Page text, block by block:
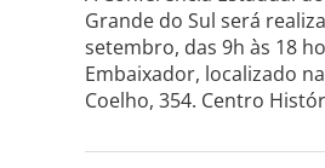
dia
18
de
setembro
Grande do Sul será
setembro, das 9h às 18
Embaixador, localizado
Coelho, 354. Centro